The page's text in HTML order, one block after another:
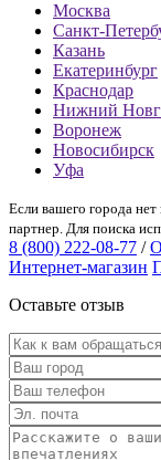
Москва
Санкт-
Казань
Екатеринбург
Краснодар
Нижний
Воронеж
Новосибирск
Уфа
Если вашего города
партнер. Для поиска
8 (800) 222-08-77 /
Интернет-магазин
Оставьте отзыв